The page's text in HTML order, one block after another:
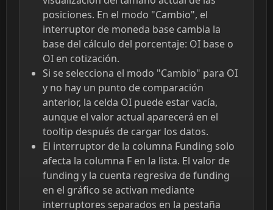
posiciones. En el modo "Cambio", el
interruptor de moneda base cambia la
base del cálculo del porcentaje: OI base o
OI en cotización.
Si se selecciona el modo "Cambio" para OI
y no hay un punto de comparación
anterior, la celda OI puede estar vacía,
aunque el valor actual aparecerá en el
tooltip después de cargar los datos.
El interruptor de la columna Funding solo
afecta la columna F en la lista. El valor de
funding y la cuenta regresiva de funding
en el gráfico se activan mediante
interruptores separados en la pestaña